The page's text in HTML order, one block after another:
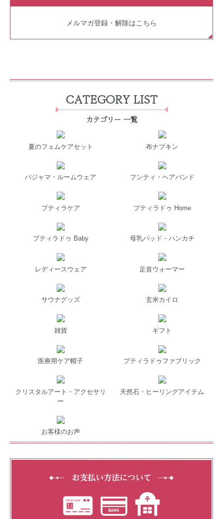
メルマガ登録・解除はこちら
CATEGORY LIST
カテゴリー 一覧
夏のフェムケアセット 布ナプキン
パジャマ・ルームウェア フンティ・ヘアバンド
プティラケア プティラドゥ Home
プティラドゥ Baby 母乳パッド・ハンカチ
レディースウェア 足首ウォーマー
サウナグッズ 玄米カイロ
雑貨 ギフト
医療用ケア帽子 プティラドゥファブリック
クリスタルアート・アクセサリ
ー
天然石・ヒーリングアイテム
お客様のお声